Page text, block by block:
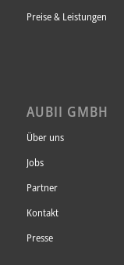
Preise & Leistungen
AUBII GMBH
Über uns
Jobs
Partner
Kontakt
Presse